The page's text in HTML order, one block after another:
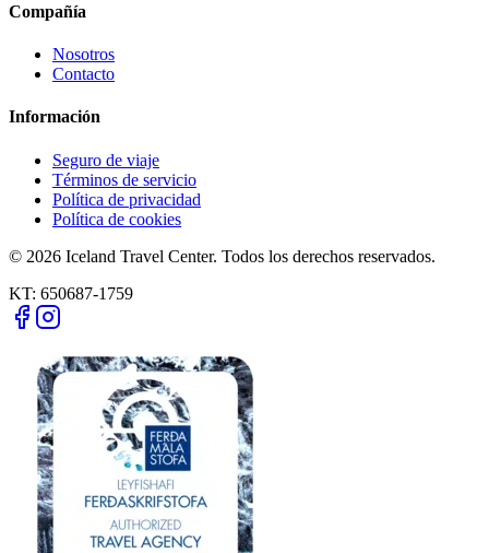
Compañía
Nosotros
Contacto
Información
Seguro de viaje
Términos de servicio
Política de privacidad
Política de cookies
© 2026 Iceland Travel Center. Todos los derechos reservados.
KT: 650687-1759